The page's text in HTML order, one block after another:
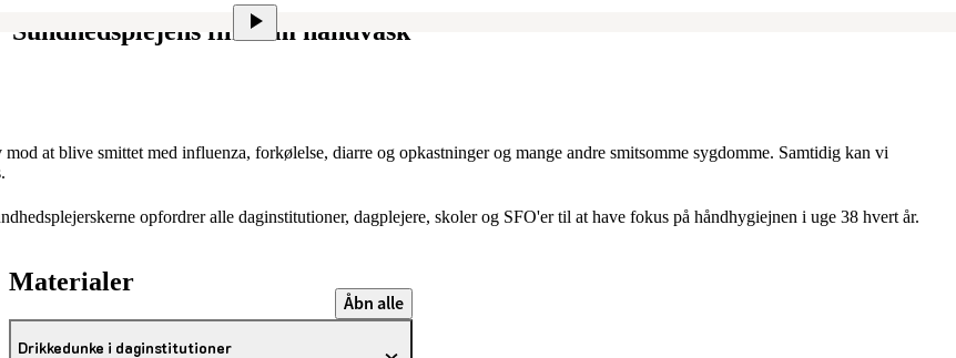
Sundhedsplejens film om håndvask
at blive smittet med influenza, forkølelse, diarre og opkastninger og mange andre smitsomme sygdomme. Samtidig kan vi
opfordrer alle daginstitutioner, dagplejere, skoler og SFO'er til at have fokus på håndhygiejnen i uge 38 hvert år.
Materialer
Åbn alle
Drikkedunke i daginstitutioner